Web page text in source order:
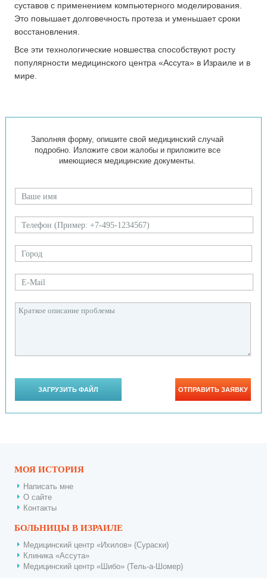
суставов с применением компьютерного моделирования.
Это повышает долговечность протеза и уменьшает сроки
восстановления.
Все эти технологические новшества способствуют росту
популярности медицинского центра «Ассута» в Израиле и в
мире.
Заполняя форму, опишите свой медицинский случай
подробно. Изложите свои жалобы и приложите все
имеющиеся медицинские документы.
МОЯ ИСТОРИЯ
Написать мне
О сайте
Контакты
БОЛЬНИЦЫ В ИЗРАИЛЕ
Медицинский центр «Ихилов» (Сураски)
Клиника «Ассута»
Медицинский центр «Шибо» (Тель-а-Шомер)